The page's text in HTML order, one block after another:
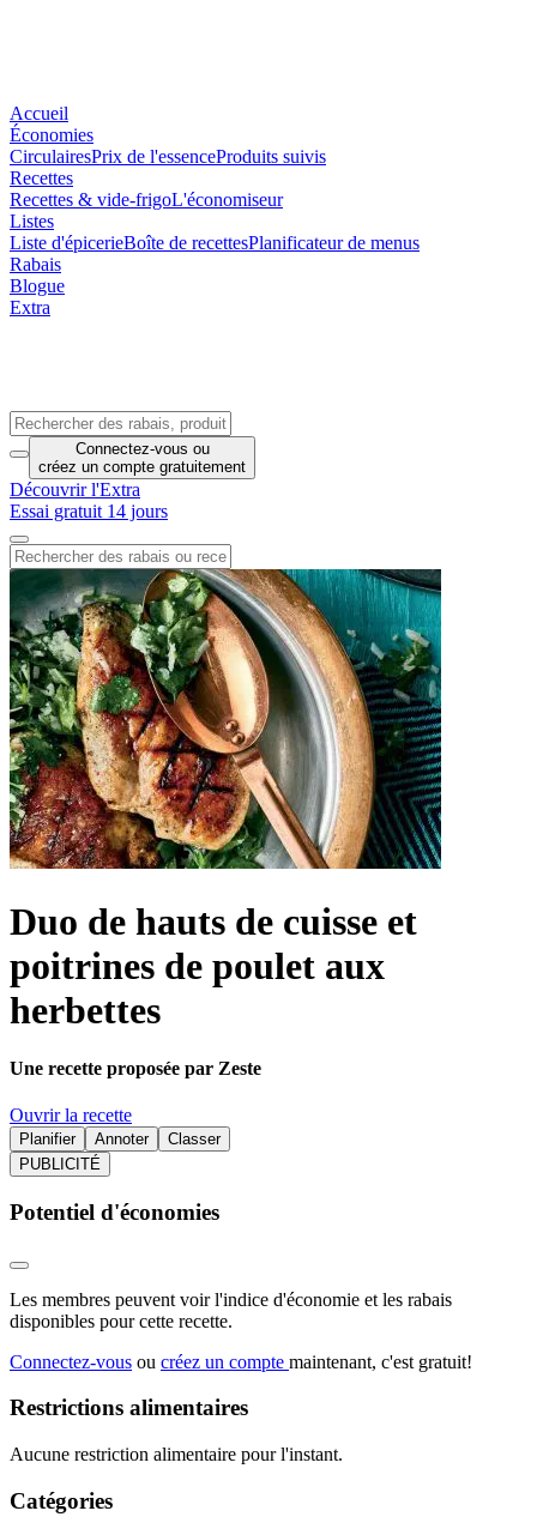
Accueil
Économies
CirculairesPrix de l'essenceProduits suivis
Recettes
Recettes & vide-frigoL'économiseur
Listes
Liste d'épicerieBoîte de recettesPlanificateur de menus
Rabais
Blogue
Extra
Connectez-vous ou
créez un compte gratuitement
Découvrir l'Extra
Essai gratuit 14 jours
Duo de hauts de cuisse et
poitrines de poulet aux
herbettes
Une recette proposée par Zeste
Ouvrir la recette
Planifier Annoter
Classer
PUBLICITÉ
Potentiel d'économies
Les membres peuvent voir l'indice d'économie et les rabais
disponibles pour cette recette.
Connectez-vous ou créez un compte maintenant, c'est gratuit!
Restrictions alimentaires
Aucune restriction alimentaire pour l'instant.
Catégories